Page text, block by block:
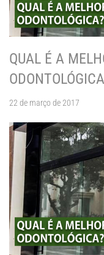
QUAL É A
22 de março de 2017